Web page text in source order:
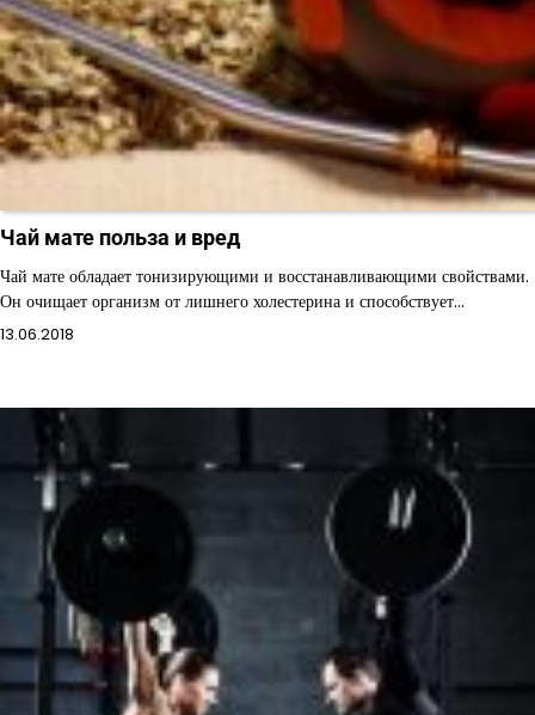
Чай мате польза и вред
Чай мате обладает тонизирующими и восстанавливающими свойствами.
Он очищает организм от лишнего холестерина и способствует…
13.06.2018